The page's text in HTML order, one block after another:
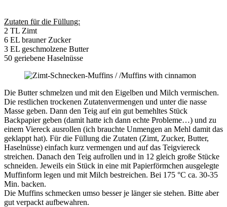
Zutaten für die Füllung:
2 TL Zimt
6 EL brauner Zucker
3 EL geschmolzene Butter
50 geriebene Haselnüsse
Die Butter schmelzen und mit den Eigelben und Milch vermischen.
Die restlichen trockenen Zutatenvermengen und unter die nasse
Masse geben. Dann den Teig auf ein gut bemehltes Stück
Backpapier geben (damit hatte ich dann echte Probleme…) und zu
einem Viereck ausrollen (ich brauchte Unmengen an Mehl damit das
geklappt hat). Für die Füllung die Zutaten (Zimt, Zucker, Butter,
Haselnüsse) einfach kurz vermengen und auf das Teigviereck
streichen. Danach den Teig aufrollen und in 12 gleich große Stücke
schneiden. Jeweils ein Stück in eine mit Papierförmchen ausgelegte
Muffinform legen und mit Milch bestreichen. Bei 175 °C ca. 30-35
Min. backen.
Die Muffins schmecken umso besser je länger sie stehen. Bitte aber
gut verpackt aufbewahren.